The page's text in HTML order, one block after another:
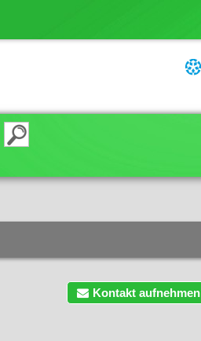
Kontakt aufnehmen